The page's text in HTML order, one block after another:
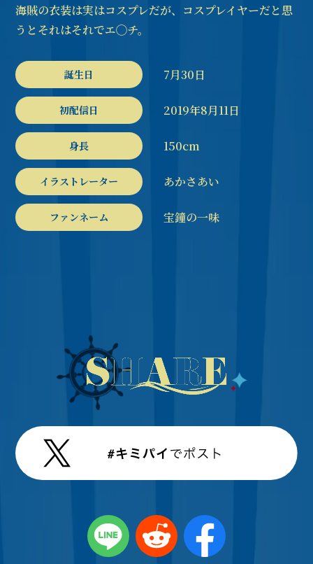
海賊の衣装は実はコスプレだが、コスプレイヤーだと思
うとそれはそれでエ◯チ。
誕生日 7月30日
初配信日 2019年8月11日
身長 150cm
イラストレーター あかさあい
ファンネーム 宝鐘の一味